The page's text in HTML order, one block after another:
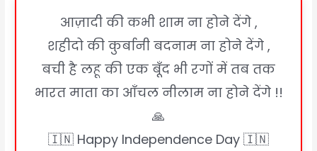
आज़ादी की कभी शाम ना होने देंगे ,
शहीदो की कुर्बानी बदनाम ना होने देंगे ,
बची है लहू की एक बूँद भी रगों में तब तक
भारत माता का आँचल नीलाम ना होने देंगे !!
🙏
🇮🇳 Happy Independence Day 🇮🇳